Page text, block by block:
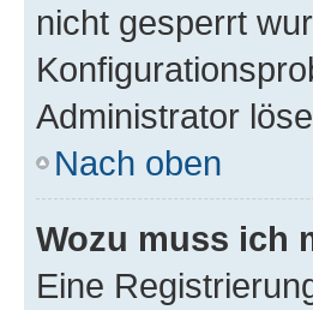
nicht gesperrt
Administrator
Nach oben
Wozu muss ich
Eine